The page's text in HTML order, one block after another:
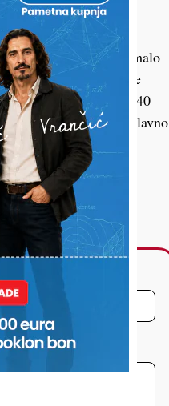
viškom tekućine.
vrhnja uz dodatak malo
unutrašnjost ostaje
stupnjeva oko 35 do 40
se topli, kao glavno